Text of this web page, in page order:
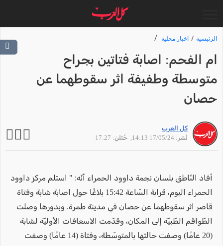
الرئيسية اخبار محلية
ام الفحم: اصابة فتاتين بجراح
متوسطة وطفيفة اثر سقوطهما عن
حصان
كل العرب
نُشر: 17/05/24 14:13
, حُتلن: 17:27
أفاد النّاطق بلسان نجمة داوود الحمراء أنّه: " استلم مركز داوود
الحمراء اليوم، قرابة السّاعة 15:42 بلاغًا حول اصابة شابة وفتاة
قاصر اثر سقوطهما عن حصان في مدينة طمرة. وبدورها وصلت
الطّواقم الطّبيّة إلى المكان، وقدّمت الاسعافات الأوليّة لشابة
(20 عامًا) وصفت حالتها بالمتوسّطة، وفتاة (14 عامًا) وصفت